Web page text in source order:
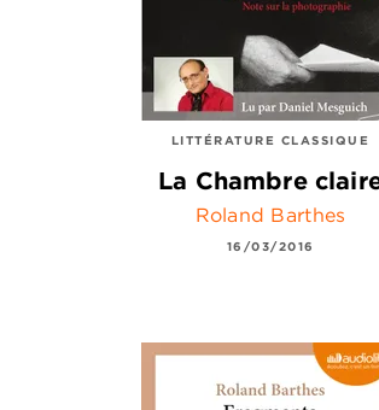
LITTÉRATURE CLASSIQUE
La Chambre
Roland Barthes
16/03/2016